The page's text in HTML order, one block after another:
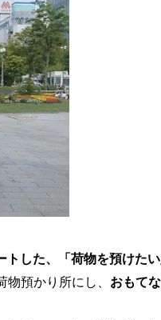
トした、「荷物を預け
預かり所にし、 おもて